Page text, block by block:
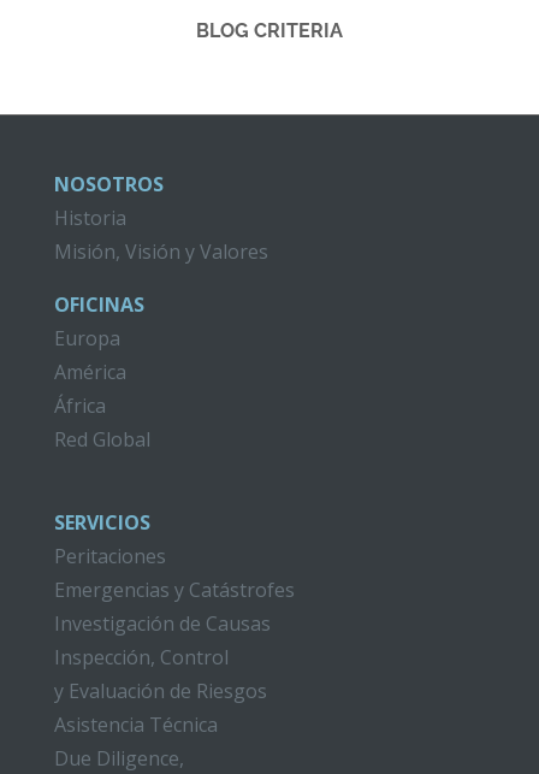
BLOG CRITERIA
NOSOTROS
Historia
Misión, Visión y Valores
OFICINAS
Europa
América
África
Red Global
SERVICIOS
Peritaciones
Emergencias y Catástrofes
Investigación de Causas
Inspección, Control
y Evaluación de Riesgos
Asistencia Técnica
Due Diligence,